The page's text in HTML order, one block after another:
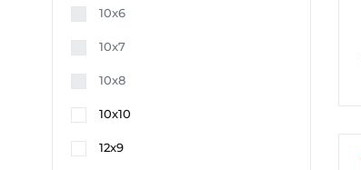
10x6
10x7
10x8
10х10
12x9